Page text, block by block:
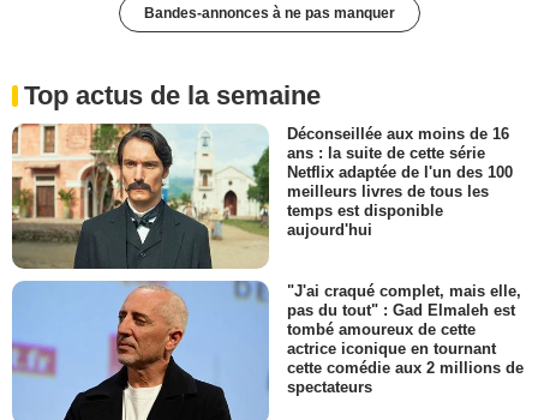
Bandes-annonces à ne pas manquer
Top actus de la semaine
Déconseillée aux moins de 16
ans : la suite de cette série
Netflix adaptée de l'un des 100
meilleurs livres de tous les
temps est disponible
aujourd'hui
"J'ai craqué complet, mais elle,
pas du tout" : Gad Elmaleh est
tombé amoureux de cette
actrice iconique en tournant
cette comédie aux 2 millions de
spectateurs